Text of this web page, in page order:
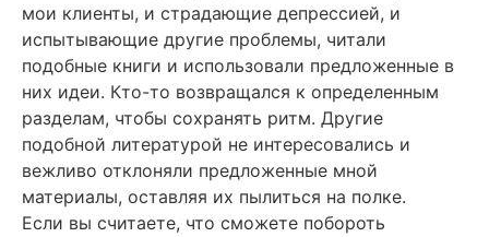
мои клиенты, и страдающие депрессией, и
испытывающие другие проблемы, читали
подобные книги и использовали предложенные в
них идеи. Кто-то возвращался к определенным
разделам, чтобы сохранять ритм. Другие
подобной литературой не интересовались и
вежливо отклоняли предложенные мной
материалы, оставляя их пылиться на полке.
Если вы считаете, что сможете побороть